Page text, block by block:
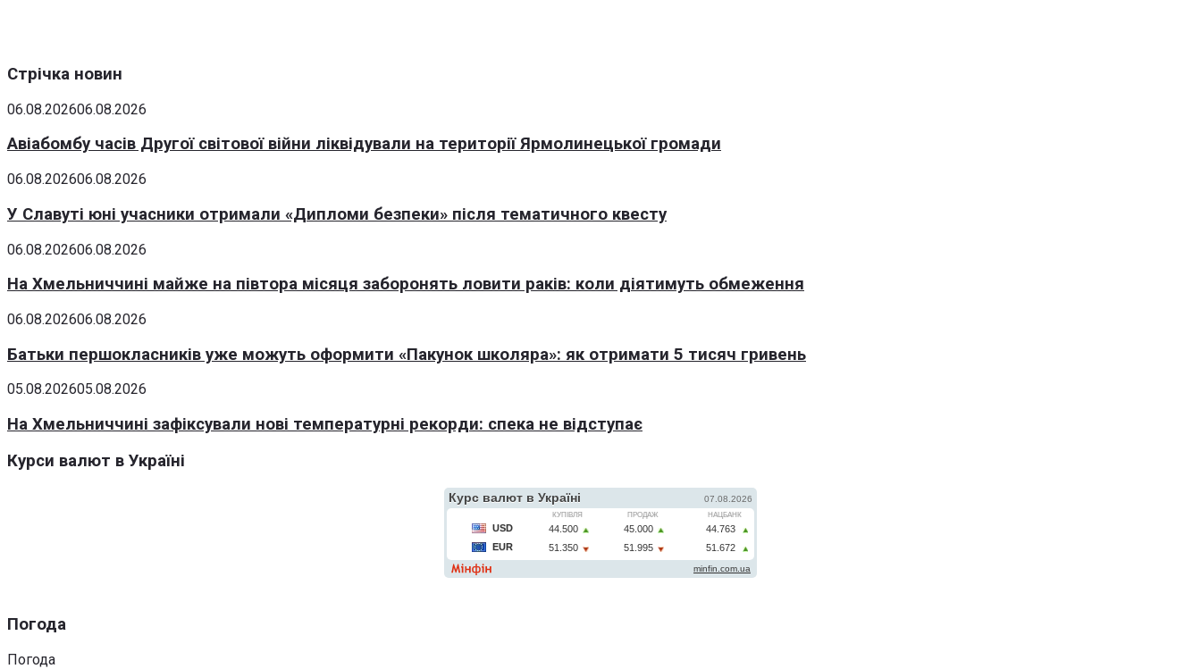
Стрічка новин
06.08.202606.08.2026
Авіабомбу часів Другої світової війни ліквідували на території Ярмолинецької громади
06.08.202606.08.2026
У Славуті юні учасники отримали «Дипломи безпеки» після тематичного квесту
06.08.202606.08.2026
На Хмельниччині майже на півтора місяця заборонять ловити раків: коли діятимуть обмеження
06.08.202606.08.2026
Батьки першокласників уже можуть оформити «Пакунок школяра»: як отримати 5 тисяч гривень
05.08.202605.08.2026
На Хмельниччині зафіксували нові температурні рекорди: спека не відступає
Курси валют в Україні
Погода
Погода